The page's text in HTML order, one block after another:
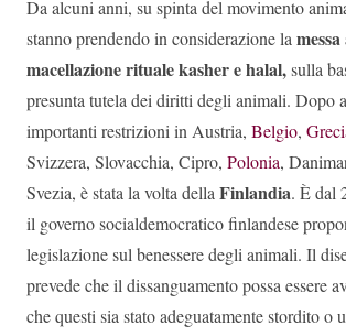
Da alcuni anni, su spinta del movimento
stanno prendendo in considerazione la
macellazione rituale kasher e halal,sulla
presunta tutela dei diritti degli animali. Dopo
importanti restrizioni in Austria, Belgio,
Svizzera, Slovacchia, Cipro, Polonia,
Svezia, è stata la volta della Finlandia. È dal
il governo socialdemocratico finlandese
legislazione sul benessere degli animali. Il
prevede che il dissanguamento possa essere
che questi sia stato adeguatamente stordito o